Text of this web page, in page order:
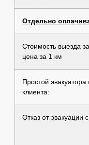
Отдельно
Стоимость выезда
цена за 1 км
Простой эвакуатора
клиента:
Отказ от эвакуации